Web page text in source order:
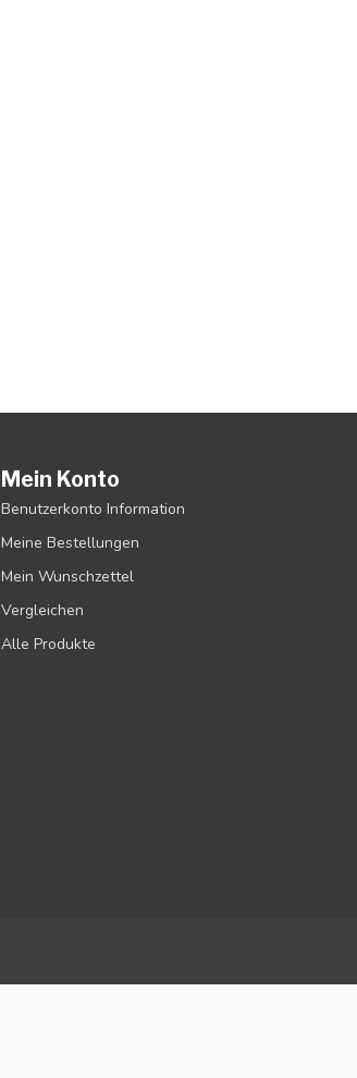
Mein Konto
Benutzerkonto Information
Meine Bestellungen
Mein Wunschzettel
Vergleichen
Alle Produkte